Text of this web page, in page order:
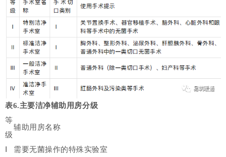
表6.主要洁净辅助用房分级
等
级
辅助用房名称
Ⅰ
需要无菌操作的特殊实验室